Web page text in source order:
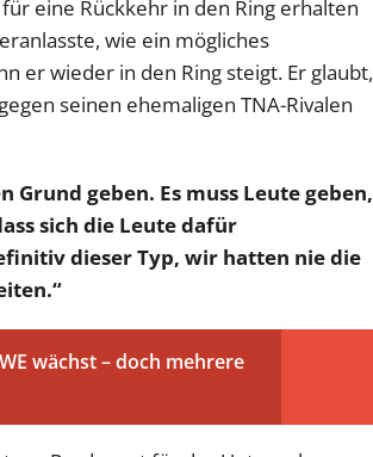
eine Rückkehr in den Ring erhalten
wie ein mögliches
er wieder in den Ring steigt. Er glaubt,
seinen ehemaligen TNA-Rivalen
Grund geben. Es muss Leute geben,
sich die Leute dafür
dieser Typ, wir hatten nie die
wächst – doch mehrere